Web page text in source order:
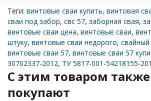
Теги: винтовые сваи купить, винтовая
сваи под забор, свс 57, заборная свая,
винтовые сваи цена, винтовые сваи,
штуку, винтовые сваи недорого,
винтовые сваи 57, винтовые сваи 57
30702337-2012, ТУ 5817-001-54218155-
C этим товаром также
покупают